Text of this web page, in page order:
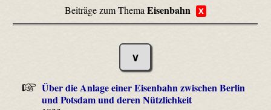
Beiträge zum ThemaEisenbahn x
∨
Über die Anlage einer Eisenbahn zwischen Berlin
und Potsdam und deren Nützlichkeit